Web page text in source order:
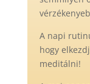
A napi
hogy
meditálni!